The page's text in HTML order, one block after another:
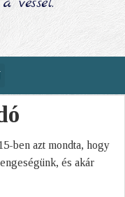
ben azt mondta, hogy
és akár